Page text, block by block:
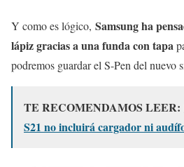
Y como es lógico, Samsung ha
lápiz gracias a una funda con tapa
podremos guardar el S-Pen del nuevo
TE RECOMENDAMOS LEER:
S21 no incluirá cargador ni